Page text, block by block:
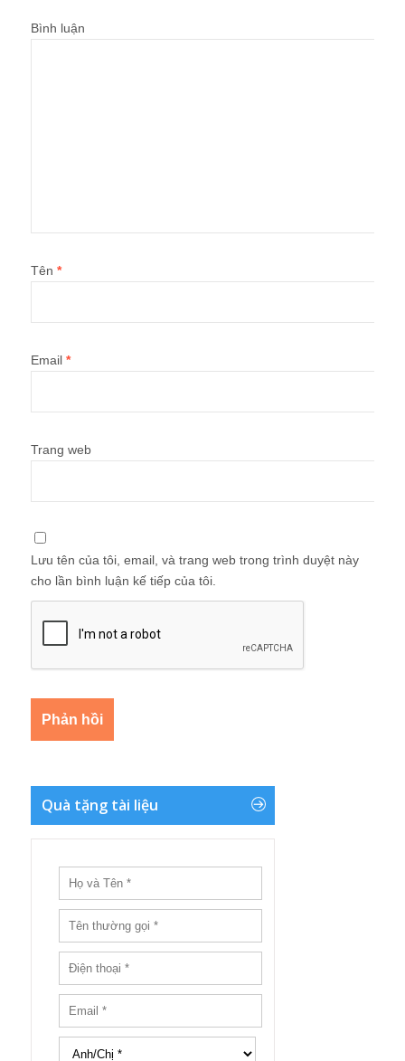
Bình luận
Tên *
Email *
Trang web
Lưu tên của tôi, email, và trang web trong trình duyệt này
cho lần bình luận kế tiếp của tôi.
Quà tặng tài liệu